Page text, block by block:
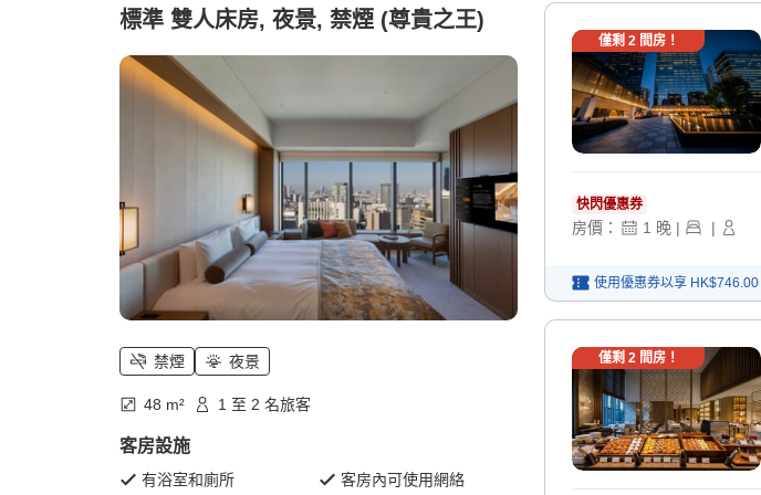
標準 雙人床房, 夜景, 禁煙 (尊貴之王)
禁煙 夜景
48 m² 1 至 2 名旅客
客房設施
有浴室和廁所
客房內可使用網絡
僅剩 2間房！
快閃優惠券
房價： 1 晚 | |
使用優惠券以享 HK$746.00
僅剩 2間房！